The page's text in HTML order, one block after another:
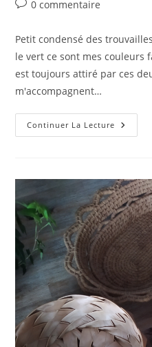
Commentaires
la
publication :
0 commentaire
Petit condensé des
le vert ce sont mes couleurs
est toujours attiré par ces
m'accompagnent…
Continuer La Lecture
De